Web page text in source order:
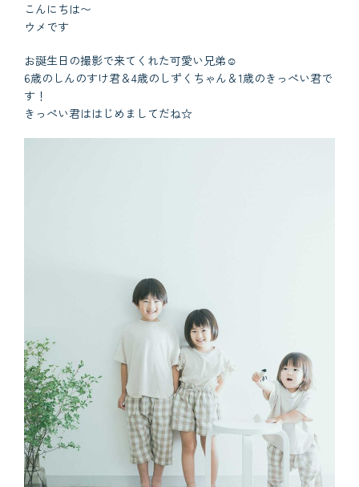
こんにちは〜
ウメです
お誕生日の撮影で来てくれた可愛い兄弟☺︎
6歳のしんのすけ君＆4歳のしずくちゃん＆1歳のきっぺい君で
す！
きっぺい君ははじめましてだね☆